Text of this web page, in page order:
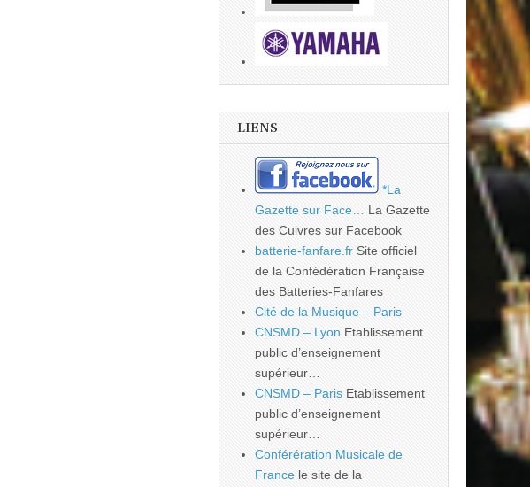
LIENS
*La
Gazette sur Face…
La Gazette
des Cuivres sur Facebook
batterie-fanfare.fr Site officiel
de la Confédération Française
des Batteries-Fanfares
Cité de la Musique – Paris
CNSMD – Lyon Etablissement
public d’enseignement
supérieur…
CNSMD – Paris Etablissement
public d’enseignement
supérieur…
Conférération Musicale de
France le site de la